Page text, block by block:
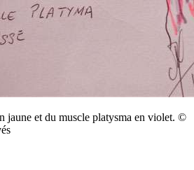
jaune et du muscle platysma en violet. ©